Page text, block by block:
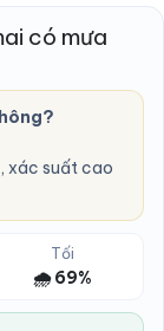
có mưa
xác suất cao
Tối
🌧️ 69%